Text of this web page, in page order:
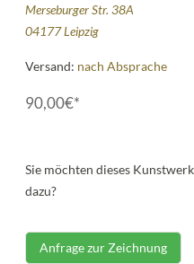
Merseburger Str. 38A
04177 Leipzig
Versand: nach Absprache
90,00€*
Sie möchten dieses
dazu?
Anfrage zur Zeichnung